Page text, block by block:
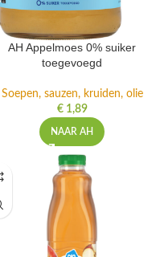
AH Appelmoes 0% suiker
toegevoegd
Soepen, sauzen, kruiden, olie
€1,89
NAAR AH